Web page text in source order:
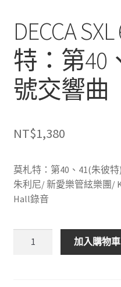
DECCA
特：第40
號交響曲
NT$1,380
莫札特：第40、41(朱彼
朱利尼/ 新愛樂管絃樂團/
Hall錄音
加入購物車